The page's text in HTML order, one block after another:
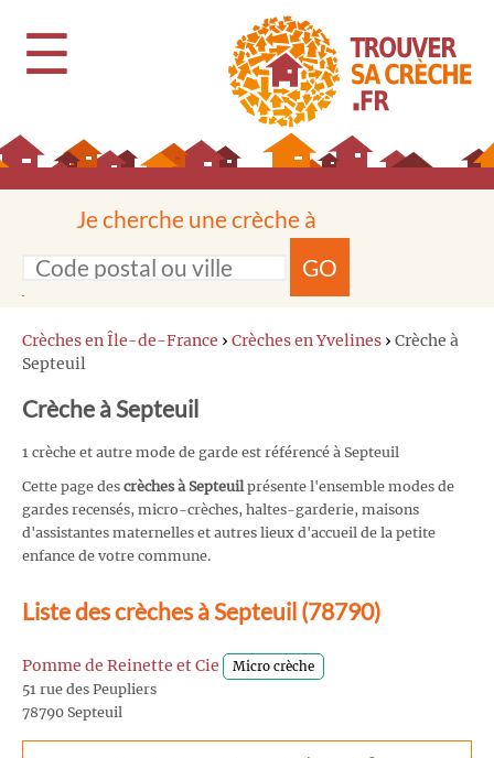
☰
Je cherche une crèche à
GO
Crèches en Île-de-France › Crèches en Yvelines › Crèche à
Septeuil
Crèche à Septeuil
1 crèche et autre mode de garde est référencé à Septeuil
Cette page des crèches à Septeuil présente l'ensemble modes de
gardes recensés, micro-crèches, haltes-garderie, maisons
d'assistantes maternelles et autres lieux d'accueil de la petite
enfance de votre commune.
Liste des crèches à Septeuil (78790)
Pomme de Reinette et Cie Micro crèche
51 rue des Peupliers
78790 Septeuil